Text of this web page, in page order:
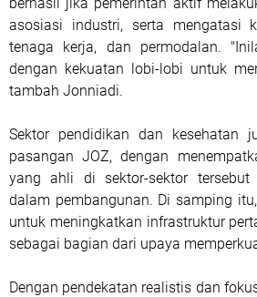
asosiasi industri, serta mengatasi
tenaga kerja, dan permodalan.
dengan kekuatan lobi-lobi untuk
tambah Jonniadi.
Sektor pendidikan dan kesehatan
pasangan JOZ, dengan
yang ahli di sektor-sektor
dalam pembangunan. Di samping
untuk meningkatkan infrastruktur
sebagai bagian dari upaya
Dengan pendekatan realistis dan